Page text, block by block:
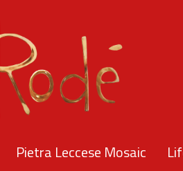
Pietra Leccese Mosaic